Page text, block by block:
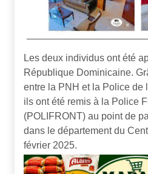
Les deux individus ont été
République Dominicaine.
entre la PNH et la Police de
ils ont été remis à la Police
(POLIFRONT) au point de
dans le département du
février 2025.